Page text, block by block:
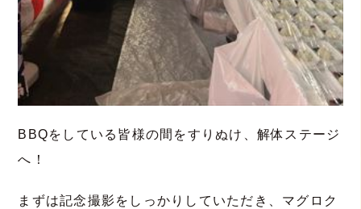
BBQをしている皆様の間をすりぬけ、解体ステージ
へ！
まずは記念撮影をしっかりしていただき、マグロク